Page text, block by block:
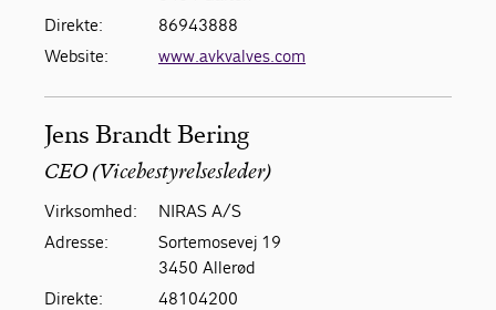
Direkte:
86943888
Website:
www.avkvalves.com
Jens Brandt Bering
CEO (Vicebestyrelsesleder)
Virksomhed:
NIRAS A/S
Adresse:
Sortemosevej 19
3450 Allerød
Direkte:
48104200